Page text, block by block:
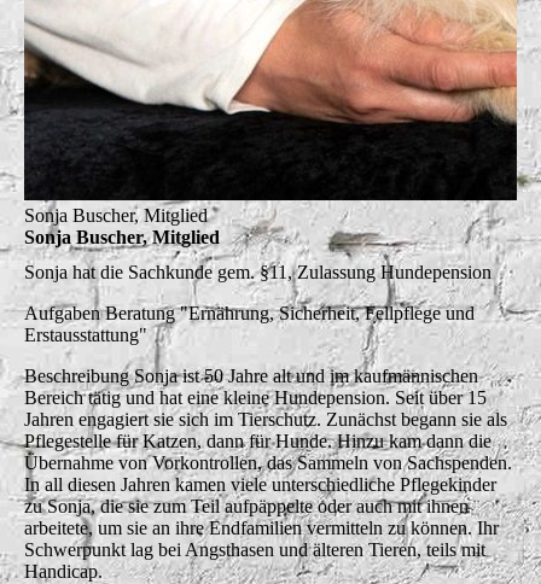
Sonja Buscher, Mitglied
Sonja Buscher, Mitglied
Sonja hat die Sachkunde gem. §11, Zulassung Hundepension
AufgabenBeratung "Ernährung, Sicherheit, Fellpflege und
Erstausstattung"
BeschreibungSonja ist 50 Jahre alt und im kaufmännischen
Bereich tätig und hat eine kleine Hundepension. Seit über 15
Jahren engagiert sie sich im Tierschutz. Zunächst begann sie als
Pflegestelle für Katzen, dann für Hunde. Hinzu kam dann die
Übernahme von Vorkontrollen, das Sammeln von Sachspenden.
In all diesen Jahren kamen viele unterschiedliche Pflegekinder
zu Sonja, die sie zum Teil aufpäppelte oder auch mit ihnen
arbeitete, um sie an ihre Endfamilien vermitteln zu können. Ihr
Schwerpunkt lag bei Angsthasen und älteren Tieren, teils mit
Handicap.